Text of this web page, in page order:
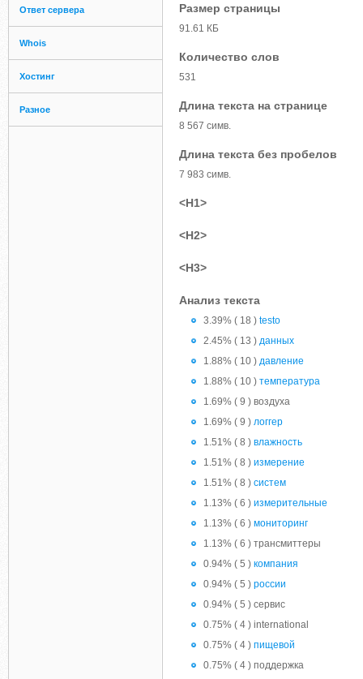
Ответ сервера
Whois
Хостинг
Разное
Размер страницы
91.61 КБ
Количество слов
531
Длина текста на странице
8 567 симв.
Длина текста без пробелов
7 983 симв.
<H1>
<H2>
<H3>
Анализ текста
3.39% ( 18 ) testo
2.45% ( 13 ) данных
1.88% ( 10 ) давление
1.88% ( 10 ) температура
1.69% ( 9 ) воздуха
1.69% ( 9 ) логгер
1.51% ( 8 ) влажность
1.51% ( 8 ) измерение
1.51% ( 8 ) систем
1.13% ( 6 ) измерительные
1.13% ( 6 ) мониторинг
1.13% ( 6 ) трансмиттеры
0.94% ( 5 ) компания
0.94% ( 5 ) россии
0.94% ( 5 ) сервис
0.75% ( 4 ) international
0.75% ( 4 ) пищевой
0.75% ( 4 ) поддержка